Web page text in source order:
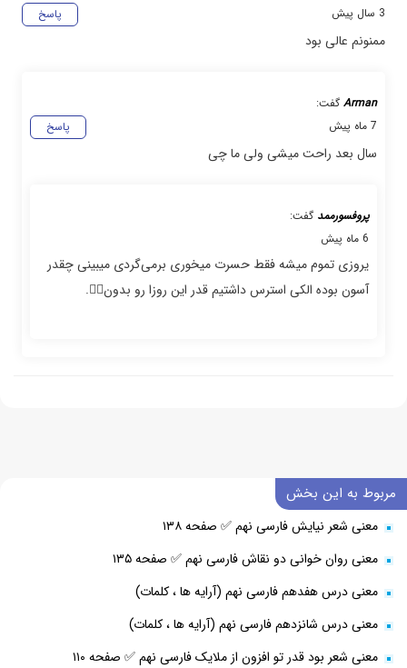
پاسخ
3 سال پیش
ممنونم عالی بود
Arman گفت:
پاسخ
7 ماه پیش
سال بعد راحت میشی ولی ما چی
پروفسورممد گفت:
6 ماه پیش
یروزی تموم میشه فقط حسرت میخوری برمی‌گردی میبینی چقدر
آسون بوده الکی استرس داشتیم قدر این روزا رو بدون👍🏼.
مربوط به این بخش
معنی شعر نیایش فارسی نهم ✅ صفحه ۱۳۸
معنی روان خوانی دو نقاش فارسی نهم ✅ صفحه ۱۳۵
معنی درس هفدهم فارسی نهم (آرایه ها ، کلمات)
معنی درس شانزدهم فارسی نهم (آرایه ها ، کلمات)
معنی شعر بود قدر تو افزون از ملایک فارسی نهم ✅ صفحه ۱۱۰